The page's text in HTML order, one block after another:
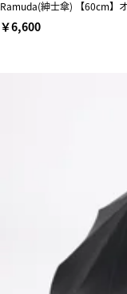
Ramuda(紳士傘) 【60cm】
￥6,600